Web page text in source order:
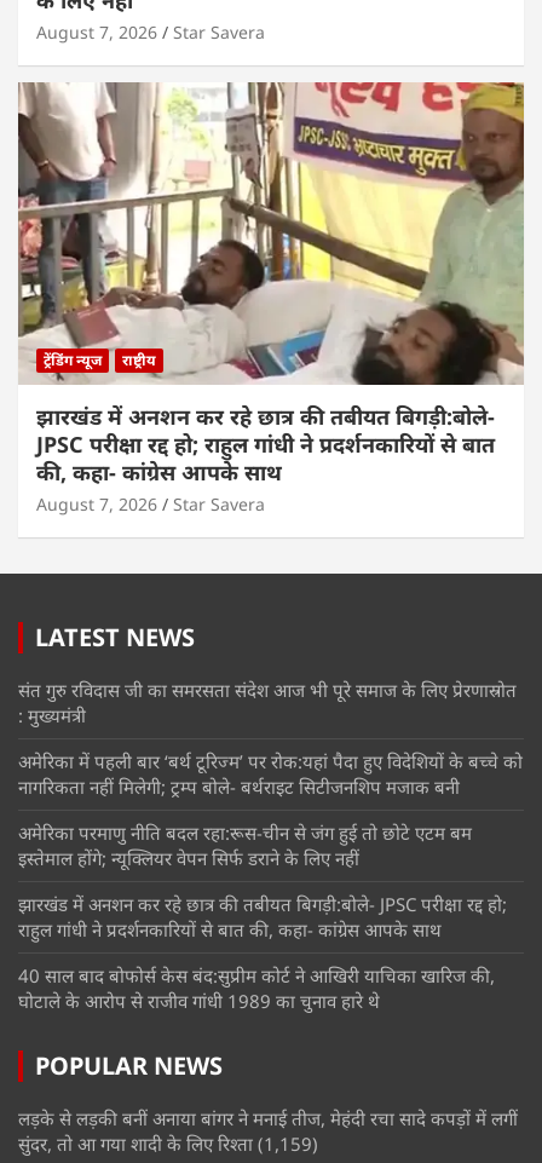
August 7, 2026 Star Savera
ट्रेंडिंग न्यूज राष्ट्रीय
झारखंड में अनशन कर रहे छात्र की तबीयत बिगड़ी:बोले-
JPSC परीक्षा रद्द हो; राहुल गांधी ने प्रदर्शनकारियों से बात
की, कहा- कांग्रेस आपके साथ
August 7, 2026 Star Savera
LATEST NEWS
संत गुरु रविदास जी का समरसता संदेश आज भी पूरे समाज के लिए प्रेरणास्रोत
: मुख्यमंत्री
अमेरिका में पहली बार ‘बर्थ टूरिज्म’ पर रोक:यहां पैदा हुए विदेशियों के बच्चे को
नागरिकता नहीं मिलेगी; ट्रम्प बोले- बर्थराइट सिटीजनशिप मजाक बनी
अमेरिका परमाणु नीति बदल रहा:रूस-चीन से जंग हुई तो छोटे एटम बम
इस्तेमाल होंगे; न्यूक्लियर वेपन सिर्फ डराने के लिए नहीं
झारखंड में अनशन कर रहे छात्र की तबीयत बिगड़ी:बोले- JPSC परीक्षा रद्द हो;
राहुल गांधी ने प्रदर्शनकारियों से बात की, कहा- कांग्रेस आपके साथ
40 साल बाद बोफोर्स केस बंद:सुप्रीम कोर्ट ने आखिरी याचिका खारिज की,
घोटाले के आरोप से राजीव गांधी 1989 का चुनाव हारे थे
POPULAR NEWS
लड़के से लड़की बनीं अनाया बांगर ने मनाई तीज, मेहंदी रचा सादे कपड़ों में लगीं
सुंदर, तो आ गया शादी के लिए रिश्ता (1,159)